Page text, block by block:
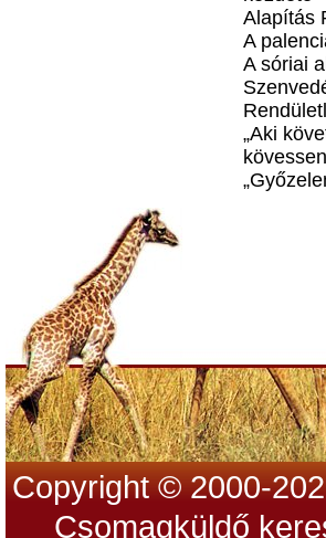
Alapítás
A
A sóriai
„Aki
Copyright © 2000-
Csomagküldő